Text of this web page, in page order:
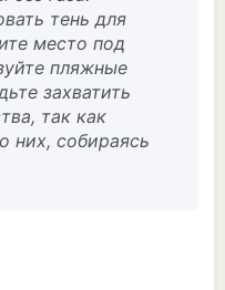
тень для
место под
пляжные
захватить
так как
них, собираясь